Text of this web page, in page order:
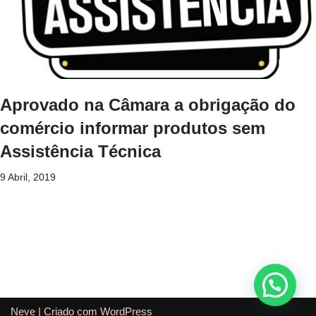
Aprovado na Câmara a obrigação do
comércio informar produtos sem
Assistência Técnica
9 Abril, 2019
Neve | Criado com WordPress